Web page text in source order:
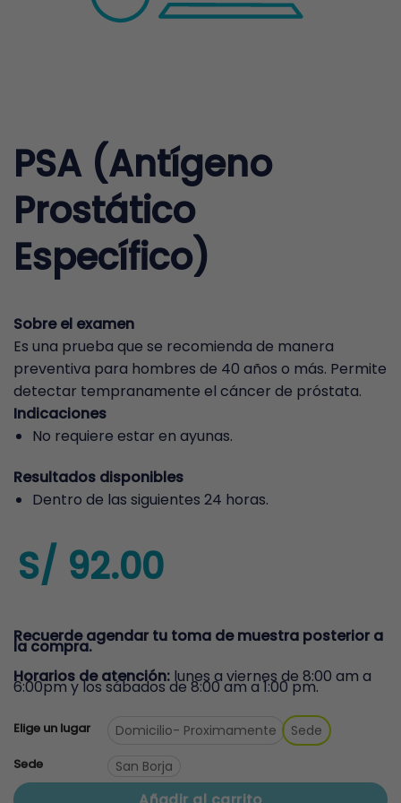
PSA (Antígeno
Prostático
Específico)
Sobre el examen
Es una prueba que se recomienda de manera
preventiva para hombres de 40 años o más. Permite
detectar tempranamente el cáncer de próstata.
Indicaciones
No requiere estar en ayunas.
Resultados disponibles
Dentro de las siguientes 24 horas.
S/ 92.00
Recuerde agendar tu toma de muestra posterior a
la compra.
Horarios de atención: lunes a viernes de 8:00 am a
6:00pm y los sábados de 8:00 am a 1:00 pm.
Elige un lugar Domicilio- Proximamente Sede
Sede San Borja